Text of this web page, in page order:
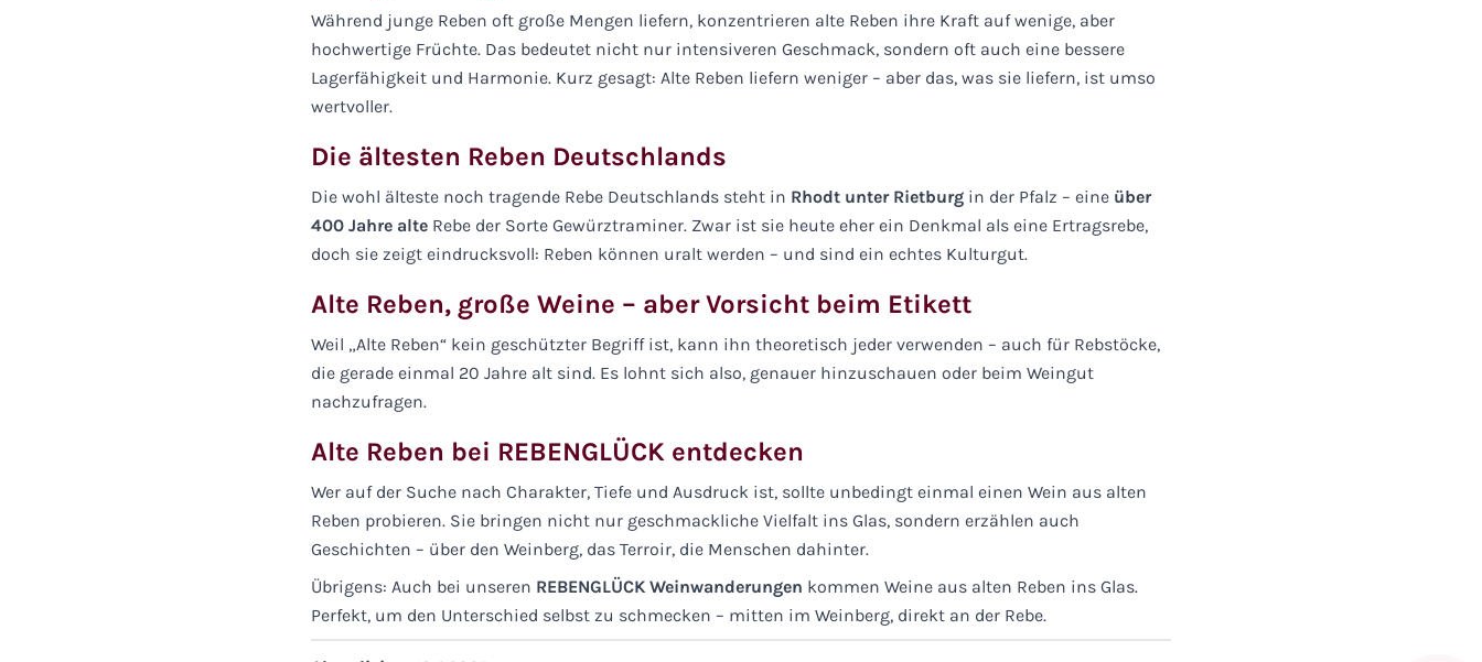
Während junge Reben oft große Mengen liefern, konzentrieren alte Reben ihre Kraft auf wenige, aber
hochwertige Früchte. Das bedeutet nicht nur intensiveren Geschmack, sondern oft auch eine bessere
Lagerfähigkeit und Harmonie. Kurz gesagt: Alte Reben liefern weniger – aber das, was sie liefern, ist umso
wertvoller.
Die ältesten Reben Deutschlands
Die wohl älteste noch tragende Rebe Deutschlands steht in Rhodt unter Rietburg in der Pfalz – eine über
400 Jahre alte Rebe der Sorte Gewürztraminer. Zwar ist sie heute eher ein Denkmal als eine Ertragsrebe,
doch sie zeigt eindrucksvoll: Reben können uralt werden – und sind ein echtes Kulturgut.
Alte Reben, große Weine – aber Vorsicht beim Etikett
Weil „Alte Reben“ kein geschützter Begriff ist, kann ihn theoretisch jeder verwenden – auch für Rebstöcke,
die gerade einmal 20 Jahre alt sind. Es lohnt sich also, genauer hinzuschauen oder beim Weingut
nachzufragen.
Alte Reben bei REBENGLÜCK entdecken
Wer auf der Suche nach Charakter, Tiefe und Ausdruck ist, sollte unbedingt einmal einen Wein aus alten
Reben probieren. Sie bringen nicht nur geschmackliche Vielfalt ins Glas, sondern erzählen auch
Geschichten – über den Weinberg, das Terroir, die Menschen dahinter.
Übrigens: Auch bei unseren REBENGLÜCK Weinwanderungen kommen Weine aus alten Reben ins Glas.
Perfekt, um den Unterschied selbst zu schmecken – mitten im Weinberg, direkt an der Rebe.